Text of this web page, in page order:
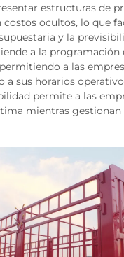
estructuras de
costos ocultos, lo que
y la
a la programación
a las
a sus horarios
permite a las
mientras gestionan